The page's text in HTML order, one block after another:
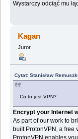
Wystarczy odciąć mu
Kagan
Juror
Cytat: Stanisław
Co to jest VPN?
Encrypt your Internet
As part of our work to
built ProtonVPN, a free
ProtonVPN enables